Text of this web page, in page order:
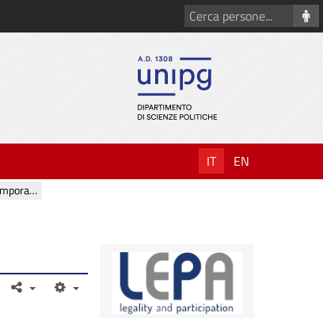
Cerca
persone
IT EN
Modelli politici e World Governance in età moderna e contemporanea